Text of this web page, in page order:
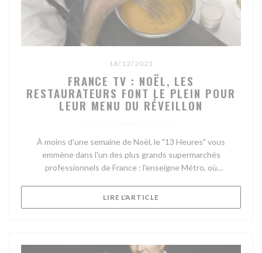
18/12/2025
FRANCE TV : NOËL, LES
RESTAURATEURS FONT LE PLEIN POUR
LEUR MENU DU RÉVEILLON
À moins d'une semaine de Noël, le "13 Heures" vous
emmène dans l'un des plus grands supermarchés
professionnels de France : l'enseigne Métro, où
de Jean-François, que nous avons suivi lors de ses achats!
LIRE L'ARTICLE((OUVRE UNE NOUVELLE